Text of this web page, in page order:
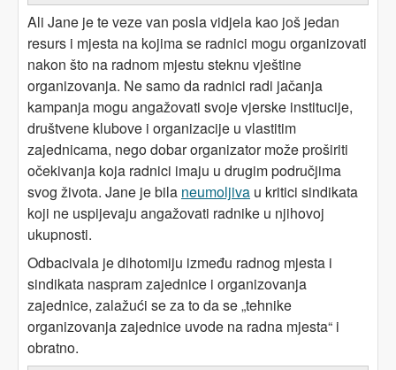
Ali Jane je te veze van posla vidjela kao još jedan
resurs i mjesta na kojima se radnici mogu organizovati
nakon što na radnom mjestu steknu vještine
organizovanja. Ne samo da radnici radi jačanja
kampanja mogu angažovati svoje vjerske institucije,
društvene klubove i organizacije u vlastitim
zajednicama, nego dobar organizator može proširiti
očekivanja koja radnici imaju u drugim područjima
svog života. Jane je bila neumoljiva u kritici sindikata
koji ne uspijevaju angažovati radnike u njihovoj
ukupnosti.
Odbacivala je dihotomiju između radnog mjesta i
sindikata naspram zajednice i organizovanja
zajednice, zalažući se za to da se „tehnike
organizovanja zajednice uvode na radna mjesta“ i
obratno.